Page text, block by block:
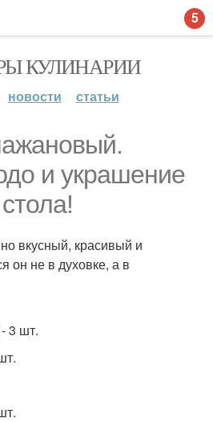
КУЛИНАРИИ
новости статьи
и украшение
вкусный, красивый и
он не в духовке, а в
3 шт.
5